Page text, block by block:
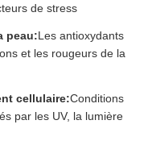
de stress
peau:Les antioxydants
et les rougeurs de la
cellulaire:Conditions
par les UV, la lumière